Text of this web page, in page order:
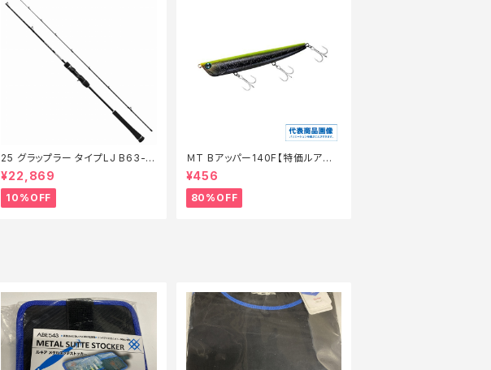
25 グラップラー タイプLJ B63-3
【継続セール_ロッド】【10】
¥22,869
10%OFF
ＭT Bアッパー140F【特価ルアー】
【80】
¥456
80%OFF